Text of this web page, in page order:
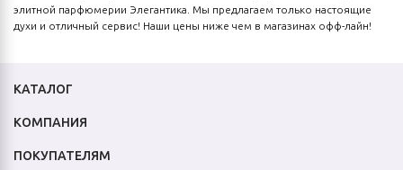
элитной парфюмерии Элегантика. Мы предлагаем только настоящие
духи и отличный сервис! Наши цены ниже чем в магазинах офф-лайн!
КАТАЛОГ
КОМПАНИЯ
ПОКУПАТЕЛЯМ